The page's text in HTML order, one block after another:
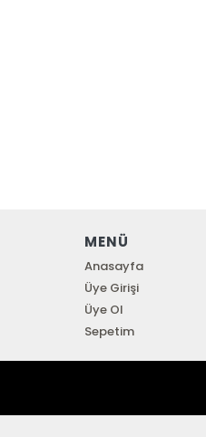
MENÜ
Anasayfa
Üye Girişi
Üye Ol
Sepetim